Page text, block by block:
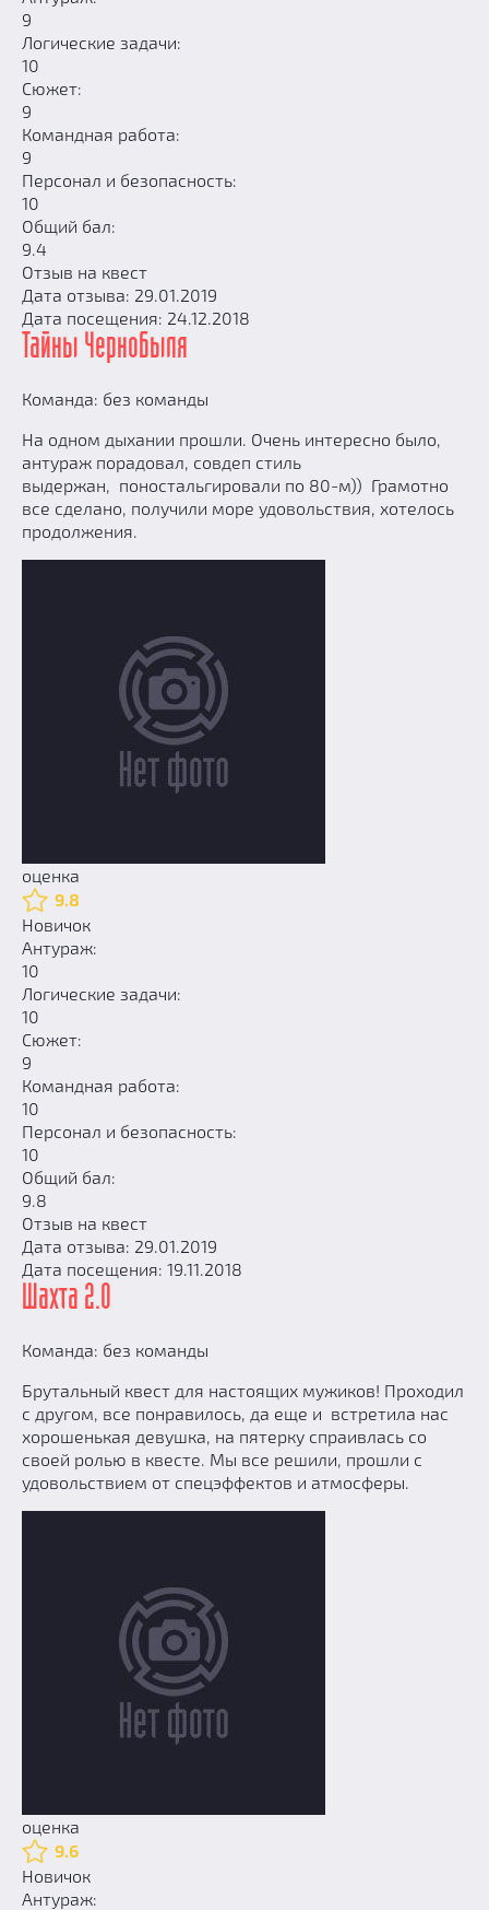
9
Логические задачи:
10
Сюжет:
9
Командная работа:
9
Персонал и безопасность:
10
Общий бал:
9.4
Отзыв на квест
Дата отзыва: 29.01.2019
Дата посещения: 24.12.2018
Тайны Чернобыля
Команда: без команды
На одном дыхании прошли. Очень интересно было,
антураж порадовал, совдеп стиль
выдержан, поностальгировали по 80-м)) Грамотно
все сделано, получили море удовольствия, хотелось
продолжения.
оценка
9.8
Новичок
Антураж:
10
Логические задачи:
10
Сюжет:
9
Командная работа:
10
Персонал и безопасность:
10
Общий бал:
9.8
Отзыв на квест
Дата отзыва: 29.01.2019
Дата посещения: 19.11.2018
Шахта 2.0
Команда: без команды
Брутальный квест для настоящих мужиков! Проходил
с другом, все понравилось, да еще и встретила нас
хорошенькая девушка, на пятерку спраивлась со
своей ролью в квесте. Мы все решили, прошли с
удовольствием от спецэффектов и атмосферы.
оценка
9.6
Новичок
Антураж: